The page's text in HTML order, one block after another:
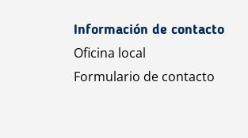
Información de contacto
Oficina local
Formulario de contacto